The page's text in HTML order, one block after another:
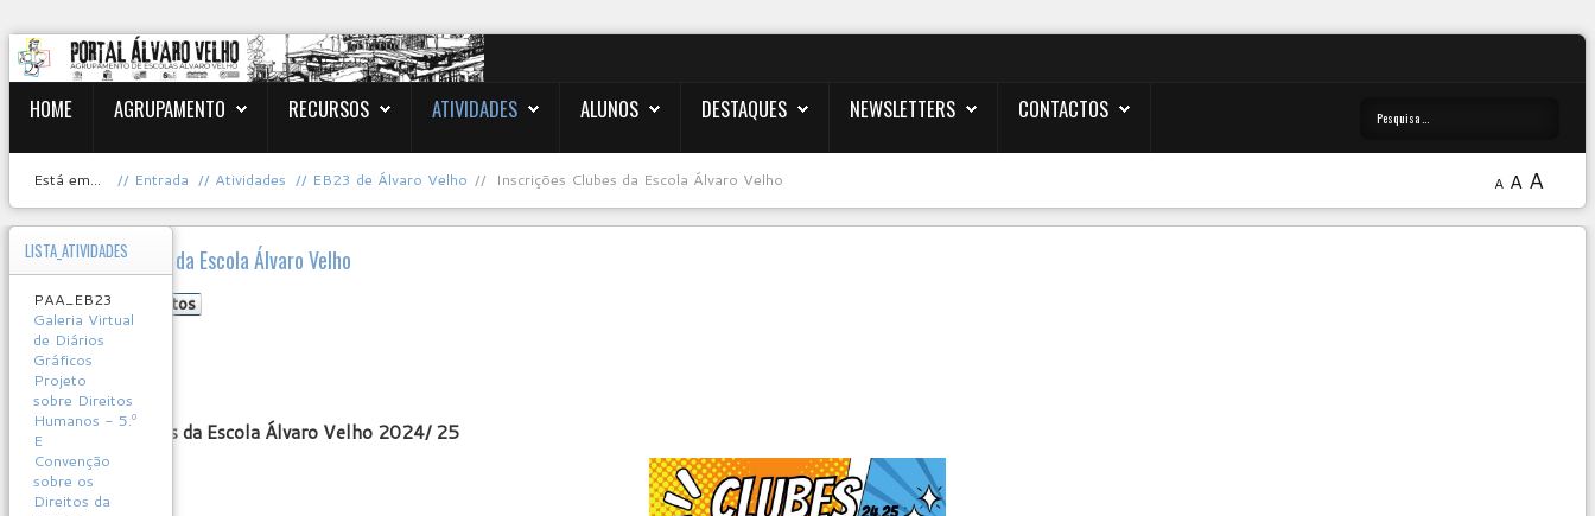
HOME AGRUPAMENTO RECURSOS ATIVIDADES ALUNOS DESTAQUES NEWSLETTERS CONTACTOS
Está em... Entrada Atividades EB23 de Álvaro Velho Inscrições Clubes da Escola Álvaro Velho A A A
Inscrições Clubes da Escola Álvaro Velho
Clubes e Projetos
formulário
User
Rating:
Inscrições Clubes da Escola Álvaro Velho 2024/ 25
LISTA_ATIVIDADES
PAA_EB23
Galeria Virtual
de Diários
Gráficos
Projeto
sobre Direitos
Humanos - 5.º
E
Convenção
sobre os
Direitos da